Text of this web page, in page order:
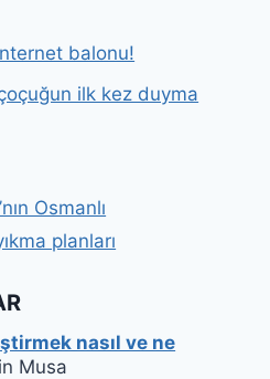
balonu!
ilk kez duyma
Osmanlı
planları
nasıl ve ne
Musa